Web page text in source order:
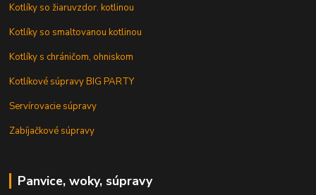
Kotlíky so žiaruvzdor. kotlinou
Kotlíky so smaltovanou kotlinou
Kotlíky s chráničom, ohniskom
Kotlíkové súpravy BIG PARTY
Servírovacie súpravy
Zabíjačkové súpravy
Panvice, woky, súpravy